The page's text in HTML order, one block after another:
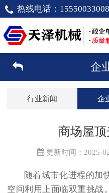
热线电话： 15550033008
企
行业新闻 企
商场屋
更新时间：2025-
随着城市化进程的加
空间利用上面临双重挑战